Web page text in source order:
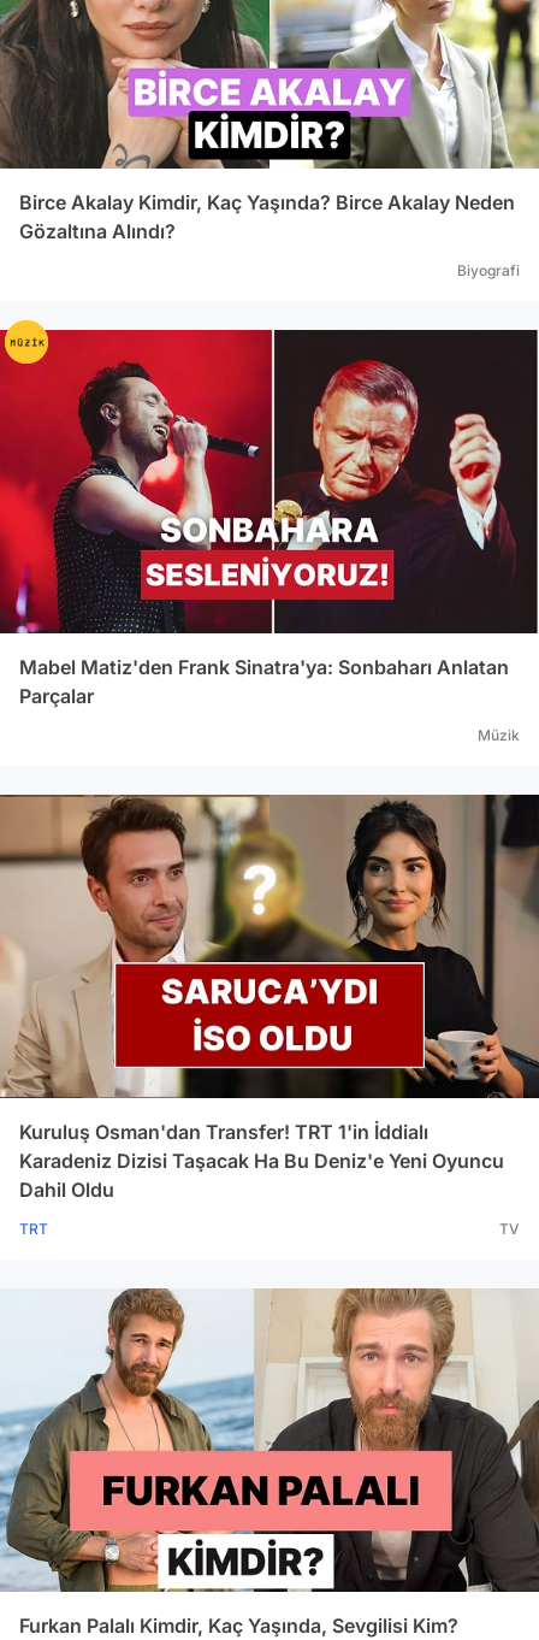
Birce Akalay Kimdir, Kaç Yaşında? Birce Akalay Neden
Gözaltına Alındı?
Biyografi
Mabel Matiz'den Frank Sinatra'ya: Sonbaharı Anlatan
Parçalar
Müzik
Kuruluş Osman'dan Transfer! TRT 1'in İddialı
Karadeniz Dizisi Taşacak Ha Bu Deniz'e Yeni Oyuncu
Dahil Oldu
TRT TV
Furkan Palalı Kimdir, Kaç Yaşında, Sevgilisi Kim?